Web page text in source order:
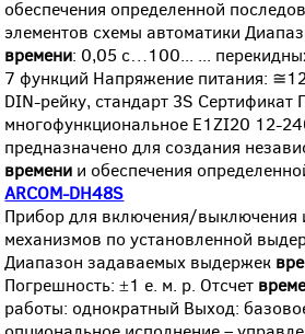
обеспечения определенной
элементов схемы автоматики
времени: 0,05 с…100... ...
7 функций Напряжение питания:
DIN-рейку, стандарт 3S Сертификат
многофункциональное E1ZI20 12-
предназначено для создания
времени и обеспечения
ARCOM-DH48S
Прибор для включения/выключения
механизмов по установленной
Диапазон задаваемых выдержек
Погрешность: ±1 e. м. p. Отсчет
работы: однократный Выход: